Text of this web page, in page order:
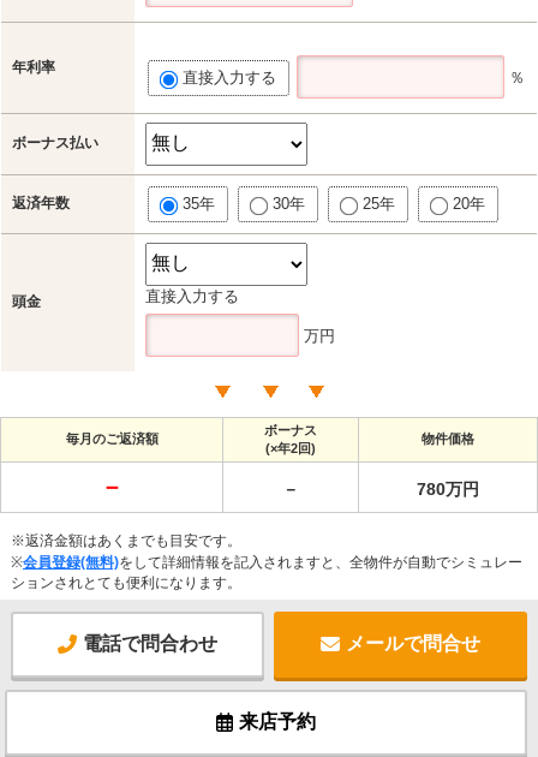
年利率
直接入力する ％
ボーナス払い
返済年数 35年 30年 25年 20年
頭金 直接入力する
万円
毎月のご返済額
ボーナス
(×年2回)
物件価格
－ － 780万円
※返済金額はあくまでも目安です。
※会員登録(無料)をして詳細情報を記入されますと、全物件が自動でシミュレー
ションされとても便利になります。
電話で問合わせ メールで問合せ
来店予約